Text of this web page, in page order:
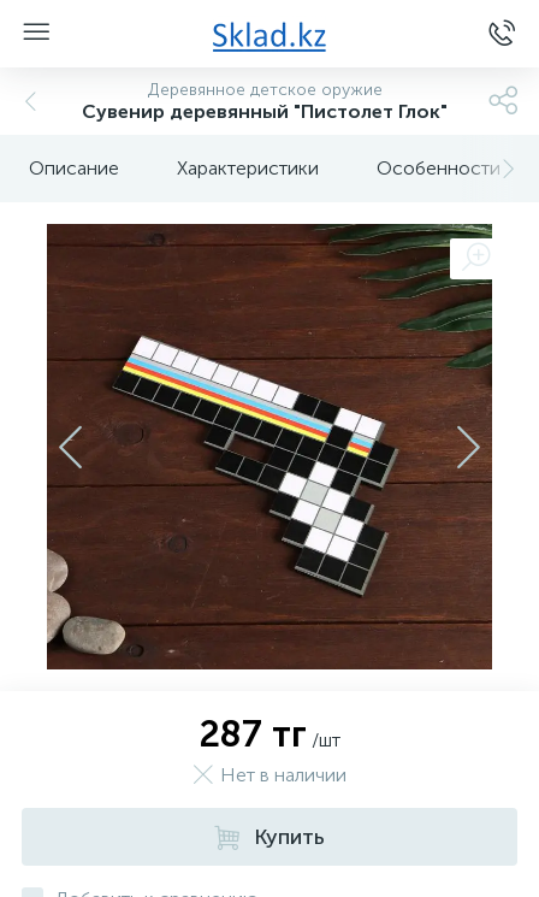
Деревянное детское оружие
Сувенир деревянный "Пистолет Глок"
Описание Характеристики Особенности
287 тг /шт
Нет в наличии
Купить